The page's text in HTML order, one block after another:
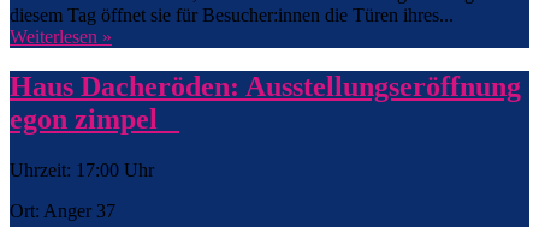
diesem Tag öffnet sie für Besucher:innen die Türen ihres...
Weiterlesen »
Haus Dacheröden: Ausstellungseröffnung
egon zimpel
Uhrzeit: 17:00 Uhr
Ort: Anger 37